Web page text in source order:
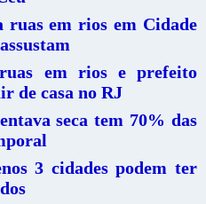
em rios em Cidade
em rios e prefeito
de casa no RJ
seca tem 70% das
3 cidades podem ter